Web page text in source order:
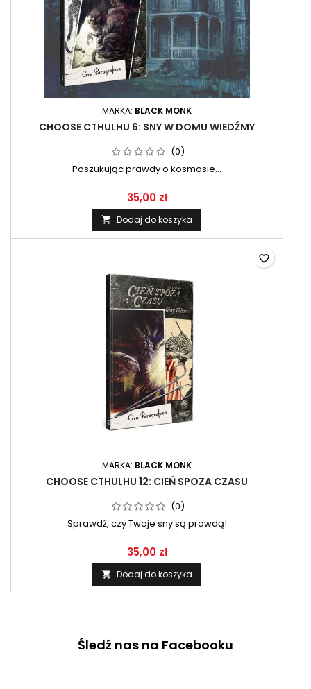
MARKA: BLACK MONK
CHOOSE CTHULHU 6: SNY W DOMU WIEDŹMY
(0)
Poszukując prawdy o kosmosie…
35,00 zł
 Dodaj do koszyka
MARKA: BLACK MONK
CHOOSE CTHULHU 12: CIEŃ SPOZA CZASU
(0)
Sprawdź, czy Twoje sny są prawdą!
35,00 zł
 Dodaj do koszyka
favorite_border
Śledź nas na Facebooku